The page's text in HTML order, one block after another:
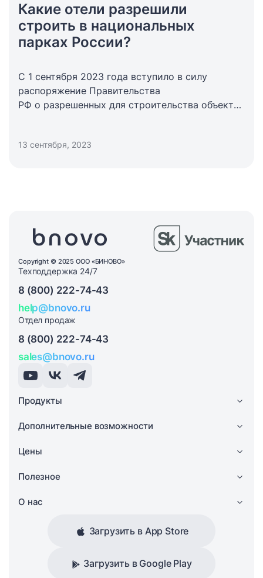
Какие отели разрешили
строить в национальных
парках России?
С 1 сентября 2023 года вступило в силу
распоряжение Правительства
РФ о разрешенных для строительства объектах
13 сентября, 2023
Copyright © 2025 ООО «БИНОВО»
Техподдержка 24/7
8 (800) 222-74-43
help@bnovo.ru
Отдел продаж
8 (800) 222-74-43
sales@bnovo.ru
Продукты
Дополнительные возможности
Цены
Полезное
О нас
Загрузить в App Store
Загрузить в Google Play